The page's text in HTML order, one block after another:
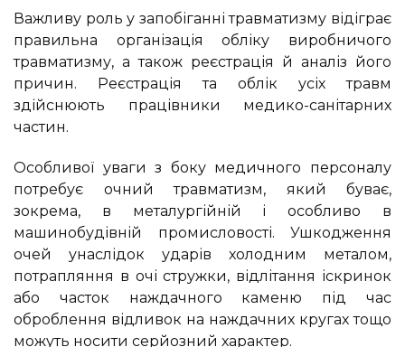
Важливу роль у запобіганні травматизму відіграє
правильна організація обліку виробничого
травматизму, а також реєстрація й аналіз його
причин. Реєстрація та облік усіх травм
здійснюють працівники медико-санітарних
частин.
Особливої уваги з боку медичного персоналу
потребує очний травматизм, який буває,
зокрема, в металургійній і особливо в
машинобудівній промисловості. Ушкодження
очей унаслідок ударів холодним металом,
потрапляння в очі стружки, відлітання іскринок
або часток наждачного каменю під час
оброблення відливок на наждачних кругах тощо
можуть носити серйозний характер.